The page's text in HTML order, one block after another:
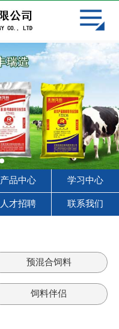
网站首页
关于我们
产品中心
学习中心
客户见证
服务中心
人才招聘
产品中心 学习中心
人才招聘 联系我们
预混合饲料
饲料伴侣